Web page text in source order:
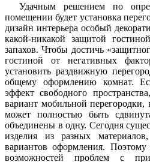
Удачным решением по
помещении будет установка
дизайн интерьера особый
какой-никакой защитой
запахов. Чтобы достичь
гостиной от негативных
установить раздвижную
общему оформлению комнат.
эффект свободного
вариант мобильной перегородки,
может полностью быть
объединены в одну. Сегодня
изделия из разных
вариантов оформления.
возможностей проблем с